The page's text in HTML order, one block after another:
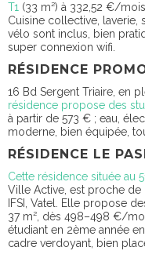
T1 (33 m²) à 332,52 €/
Cuisine collective, laverie,
vélo sont inclus, bien
super connexion wifi.
RÉSIDENCE
16 Bd Sergent Triaire, en
résidence propose des
à partir de 573 € ; eau,
moderne, bien équipée,
RÉSIDENCE LE
Cette résidence située au
Ville Active, est proche de
IFSI, Vatel. Elle propose
37 m², dès 498–498 €/
étudiant en 2ème année
cadre verdoyant, bien